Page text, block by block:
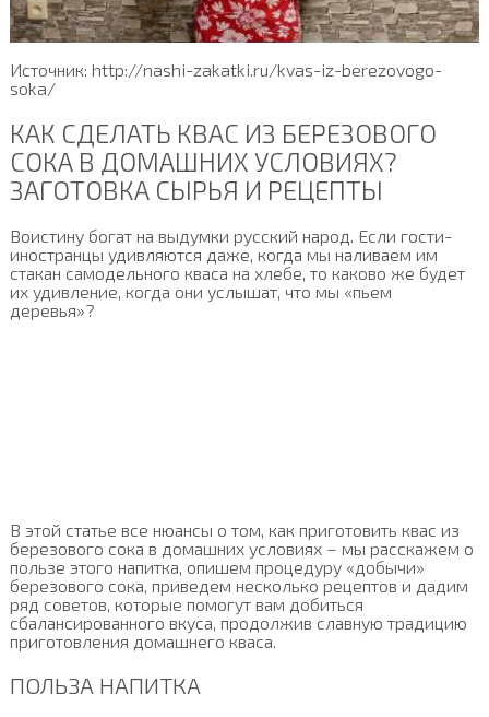
Источник: http://nashi-zakatki.ru/kvas-iz-berezovogo-
soka/
КАК СДЕЛАТЬ КВАС ИЗ БЕРЕЗОВОГО
СОКА В ДОМАШНИХ УСЛОВИЯХ?
ЗАГОТОВКА СЫРЬЯ И РЕЦЕПТЫ
Воистину богат на выдумки русский народ. Если гости-
иностранцы удивляются даже, когда мы наливаем им
стакан самодельного кваса на хлебе, то каково же будет
их удивление, когда они услышат, что мы «пьем
деревья»?
В этой статье все нюансы о том, как приготовить квас из
березового сока в домашних условиях – мы расскажем о
пользе этого напитка, опишем процедуру «добычи»
березового сока, приведем несколько рецептов и дадим
ряд советов, которые помогут вам добиться
сбалансированного вкуса, продолжив славную традицию
приготовления домашнего кваса.
ПОЛЬЗА НАПИТКА